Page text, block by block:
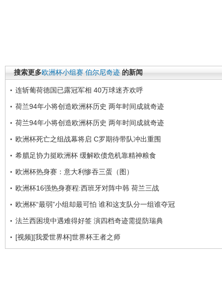
搜索更多欧洲杯小组赛 伯尔尼奇迹 的新闻
连斩葡荷德国已露冠军相 40万球迷齐欢呼
荷兰94年小将创造欧洲杯历史 两年时间成就奇迹
荷兰94年小将创造欧洲杯历史 两年时间成就奇迹
欧洲杯死亡之组战幕将启 C罗期待带队冲出重围
希腊足协力挺欧洲杯 缓解欧债危机靠精神粮食
欧洲杯热身赛：意大利惨吞三蛋（图）
欧洲杯16强热身赛程:西班牙对阵中韩 荷兰三战
欧洲杯“最弱”小组却最可怕 谁和这支队分一组谁夺冠
法兰西困境中遇难得好签 演四档奇迹需提防瑞典
[视频][我爱世界杯]世界杯王者之师